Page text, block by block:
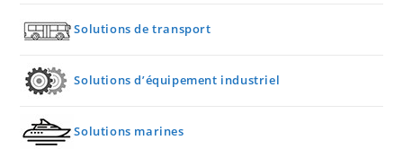
Solutions de transport
Solutions d’équipement industriel
Solutions marines